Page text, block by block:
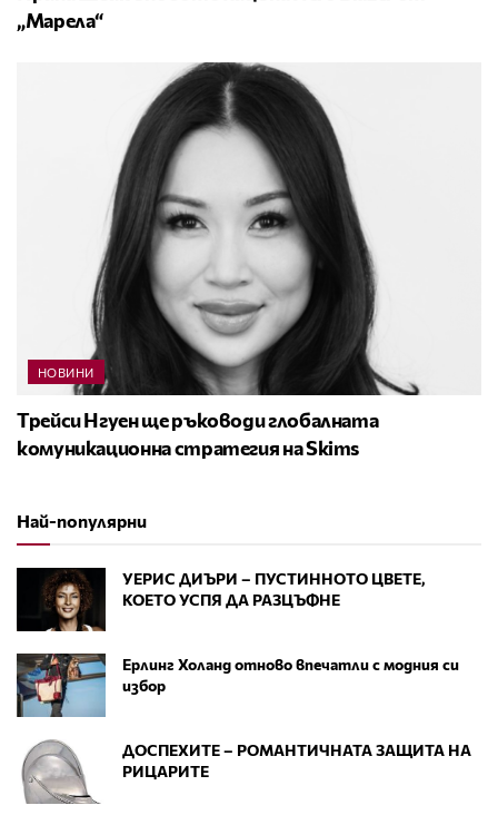
„Марела“
НОВИНИ
Трейси Нгуен ще ръководи глобалната
комуникационна стратегия на Skims
Най-популярни
УЕРИС ДИЪРИ – ПУСТИННОТО ЦВЕТЕ,
КОЕТО УСПЯ ДА РАЗЦЪФНЕ
Ерлинг Холанд отново впечатли с модния си
избор
ДОСПЕХИТЕ – РОМАНТИЧНАТА ЗАЩИТА НА
РИЦАРИТЕ